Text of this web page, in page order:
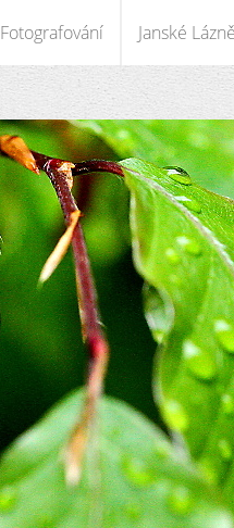
Fotografování Janské Lázně